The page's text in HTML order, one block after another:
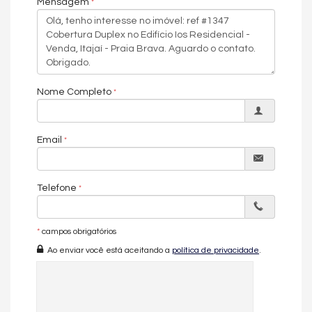
reforçando a excelência construtiva e funcional do projeto.
A área de lazer do IOS Residencial complementa a experiência
premium de morar na Praia Brava, com academia equipada,
sala de jogos e ambientes planejados para proporcionar lazer,
conforto e qualidade de vida.
Ideal para quem busca uma cobertura duplex de luxo na Praia
Brava, com piscina privativa, metragem ampla e alto potencial
de valorização imobiliária.
Churrasqueira
Piso Porcelanato
Vista Mar
Acabamento em Gesso
Mensagem
Nome Completo
Email
Telefone
* campos obrigatórios
Ao enviar você está aceitando a política de privacidade